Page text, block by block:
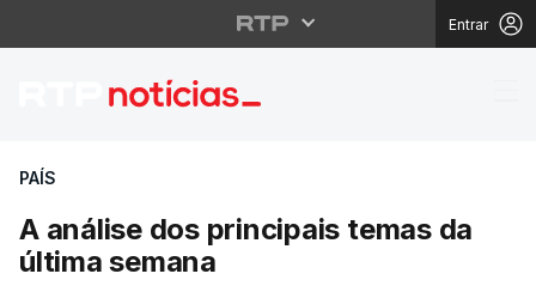
Entrar
A análise dos
PAÍS
A análise dos principais temas da
última semana